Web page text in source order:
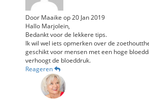
Door Maaike op20 Jan 2019
Hallo Marjolein,
Bedankt voor de lekkere tips.
Ik wil wel iets opmerken over de
geschikt voor mensen met een hoge
verhoogt de bloeddruk.
Reageren